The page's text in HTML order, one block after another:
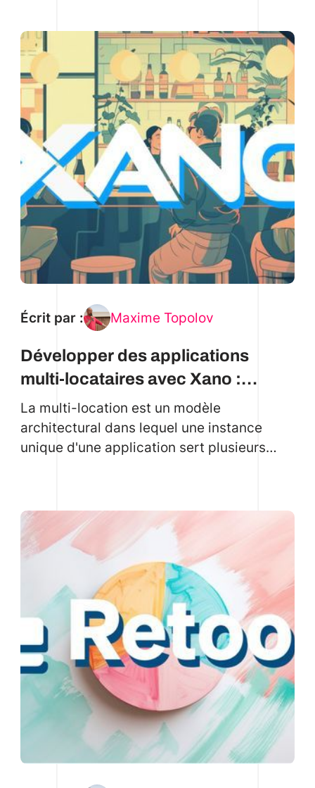
grandes équipes.
Écrit par : Maxime Topolov
Développer des applications
multi-locataires avec Xano :
Architecture et bonnes pratiques
La multi-location est un modèle
architectural dans lequel une instance
unique d'une application sert plusieurs